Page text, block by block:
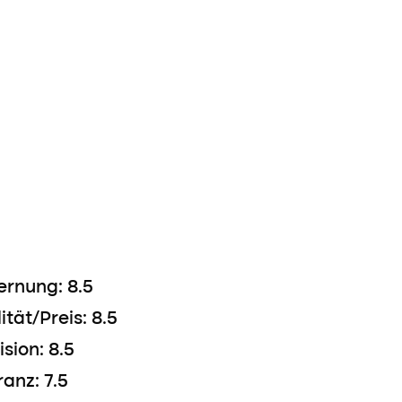
8.5
Preis: 8.5
8.5
7.5